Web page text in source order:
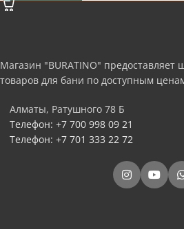
Магазин "BURATINO" предоставляет
товаров для бани по доступным
Алматы, Ратушного 78 Б
Телефон: +7 700 998 09 21
Телефон: +7 701 333 22 72